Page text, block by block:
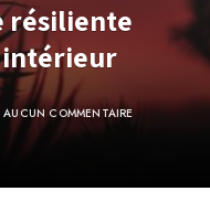
résiliente
AUCUN COMMENTAIRE